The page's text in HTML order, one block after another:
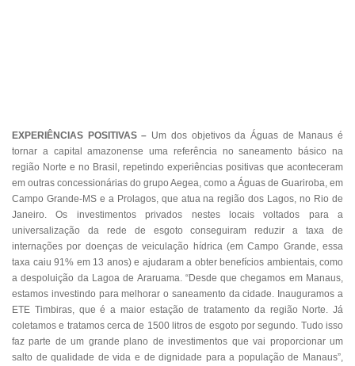
EXPERIÊNCIAS POSITIVAS – Um dos objetivos da Águas de Manaus é
tornar a capital amazonense uma referência no saneamento básico na
região Norte e no Brasil, repetindo experiências positivas que aconteceram
em outras concessionárias do grupo Aegea, como a Águas de Guariroba, em
Campo Grande-MS e a Prolagos, que atua na região dos Lagos, no Rio de
Janeiro. Os investimentos privados nestes locais voltados para a
universalização da rede de esgoto conseguiram reduzir a taxa de
internações por doenças de veiculação hídrica (em Campo Grande, essa
taxa caiu 91% em 13 anos) e ajudaram a obter benefícios ambientais, como
a despoluição da Lagoa de Araruama. “Desde que chegamos em Manaus,
estamos investindo para melhorar o saneamento da cidade. Inauguramos a
ETE Timbiras, que é a maior estação de tratamento da região Norte. Já
coletamos e tratamos cerca de 1500 litros de esgoto por segundo. Tudo isso
faz parte de um grande plano de investimentos que vai proporcionar um
salto de qualidade de vida e de dignidade para a população de Manaus”,